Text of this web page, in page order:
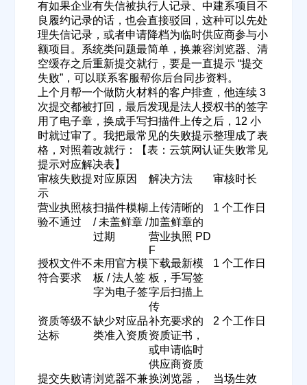
有如果企业有失信被执行人记录、中建系项目不
良履约记录的话，也会直接驳回，这种可以先处
理失信记录，或者申请降档为临时供应商参与小
额项目。系统类问题最简单，换兼容浏览器、清
空缓存之后重新提交就行，要是一直提示 “提交
失败”，可以联系客服帮你后台同步资料。
上个月帮一个做防火材料的客户排查，他连续 3
次提交都被打回，最后发现是法人授权书的签字
用了电子章，换成手写扫描件上传之后，12 小
时就过审了。我把最常见的失败提示整理成了表
格，对照着改就行：【表：云筑网认证失败常见
提示对应解决表】
审核失败提
示
对应原因 解决方法 审核时长
营业执照核
验不通过
扫描件模糊
/ 未盖鲜章 /
过期
上传清晰的
加盖鲜章的
营业执照 PD
F
1 个工作日
授权文件不
符合要求
未用官方模
板 / 法人签
字为电子签
下载最新模
板，手写签
字后扫描上
传
1 个工作日
资质等级不
达标
缺少对应品
类准入资质
补充要求的
资质证书，
或申请临时
供应商资质
2 个工作日
提交失败请浏览器不兼换浏览器，
当场生效